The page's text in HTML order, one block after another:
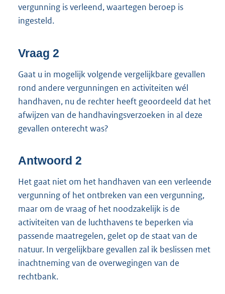
vergunning is verleend, waartegen beroep is
ingesteld.
Vraag 2
Gaat u in mogelijk volgende vergelijkbare gevallen
rond andere vergunningen en activiteiten wél
handhaven, nu de rechter heeft geoordeeld dat het
afwijzen van de handhavingsverzoeken in al deze
gevallen onterecht was?
Antwoord 2
Het gaat niet om het handhaven van een verleende
vergunning of het ontbreken van een vergunning,
maar om de vraag of het noodzakelijk is de
activiteiten van de luchthavens te beperken via
passende maatregelen, gelet op de staat van de
natuur. In vergelijkbare gevallen zal ik beslissen met
inachtneming van de overwegingen van de
rechtbank.